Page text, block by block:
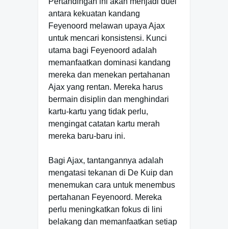
antara kekuatan kandang
Feyenoord melawan upaya Ajax
untuk mencari konsistensi. Kunci
utama bagi Feyenoord adalah
memanfaatkan dominasi kandang
mereka dan menekan pertahanan
Ajax yang rentan. Mereka harus
bermain disiplin dan menghindari
kartu-kartu yang tidak perlu,
mengingat catatan kartu merah
mereka baru-baru ini.
Bagi Ajax, tantangannya adalah
mengatasi tekanan di De Kuip dan
menemukan cara untuk menembus
pertahanan Feyenoord. Mereka
perlu meningkatkan fokus di lini
belakang dan memanfaatkan setiap